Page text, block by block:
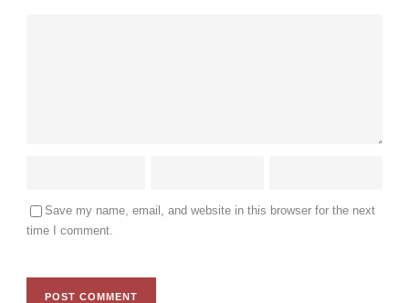
Save my name, email, and website in this browser for the next
time I comment.